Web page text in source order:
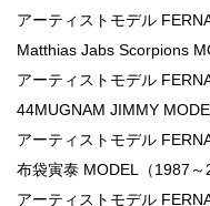
アーティストモデル
Matthias Jabs Scorpions
アーティストモデル
44MUGNAM JIMMY
アーティストモデル
布袋寅泰 MODEL（1987
アーティストモデル